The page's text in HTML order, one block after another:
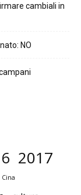
cambiali in
NO
2017
Cina